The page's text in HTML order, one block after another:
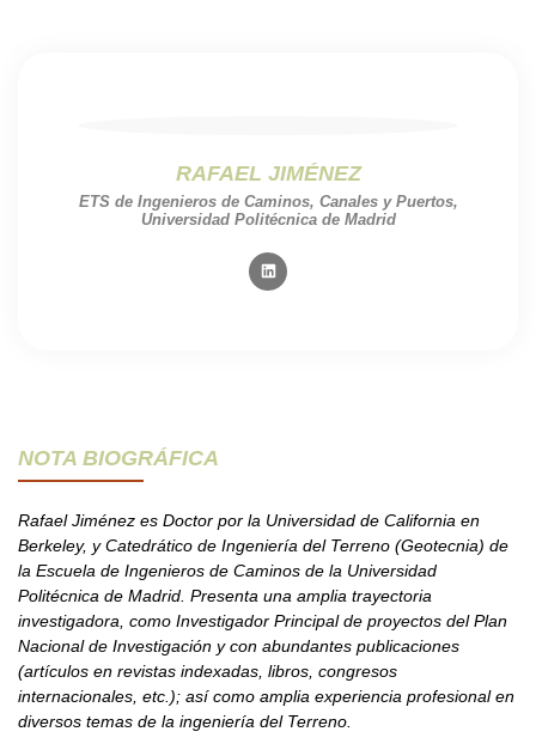
RAFAEL JIMÉNEZ
ETS de Ingenieros de Caminos, Canales y Puertos,
Universidad Politécnica de Madrid
NOTA BIOGRÁFICA
Rafael Jiménez es Doctor por la Universidad de California en
Berkeley, y Catedrático de Ingeniería del Terreno (Geotecnia) de
la Escuela de Ingenieros de Caminos de la Universidad
Politécnica de Madrid. Presenta una amplia trayectoria
investigadora, como Investigador Principal de proyectos del Plan
Nacional de Investigación y con abundantes publicaciones
(artículos en revistas indexadas, libros, congresos
internacionales, etc.); así como amplia experiencia profesional en
diversos temas de la ingeniería del Terreno.